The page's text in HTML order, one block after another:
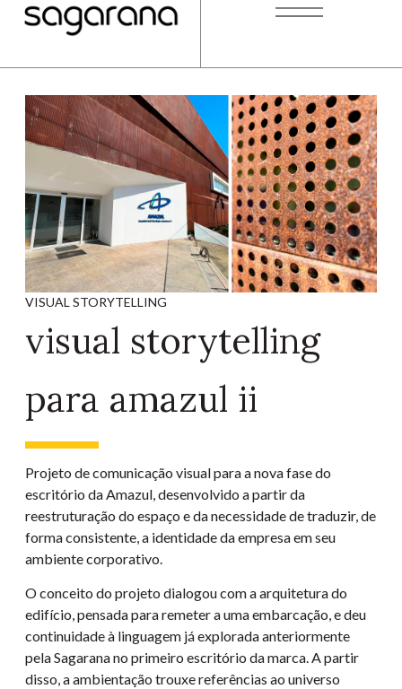
VISUAL STORYTELLING
visual storytelling
para amazul ii
Projeto de comunicação visual para a nova fase do
escritório da Amazul, desenvolvido a partir da
reestruturação do espaço e da necessidade de traduzir, de
forma consistente, a identidade da empresa em seu
ambiente corporativo.
O conceito do projeto dialogou com a arquitetura do
edifício, pensada para remeter a uma embarcação, e deu
continuidade à linguagem já explorada anteriormente
pela Sagarana no primeiro escritório da marca. A partir
disso, a ambientação trouxe referências ao universo